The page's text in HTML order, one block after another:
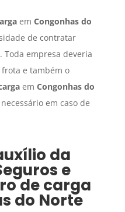
em Congonhas do
de contratar
empresa deveria
e também o
em Congonhas do
em caso de
da
e
de carga
do Norte